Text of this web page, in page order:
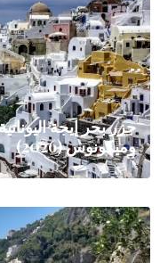
جزر بحر إيجة
وميكونوس (2026)